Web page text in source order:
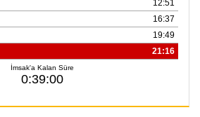
02 Ekim 2025